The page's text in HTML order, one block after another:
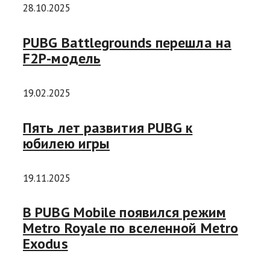
28.10.2025
PUBG Battlegrounds перешла на
F2P-модель
19.02.2025
Пять лет развития PUBG к
юбилею игры
19.11.2025
В PUBG Mobile появился режим
Metro Royale по вселенной Metro
Exodus